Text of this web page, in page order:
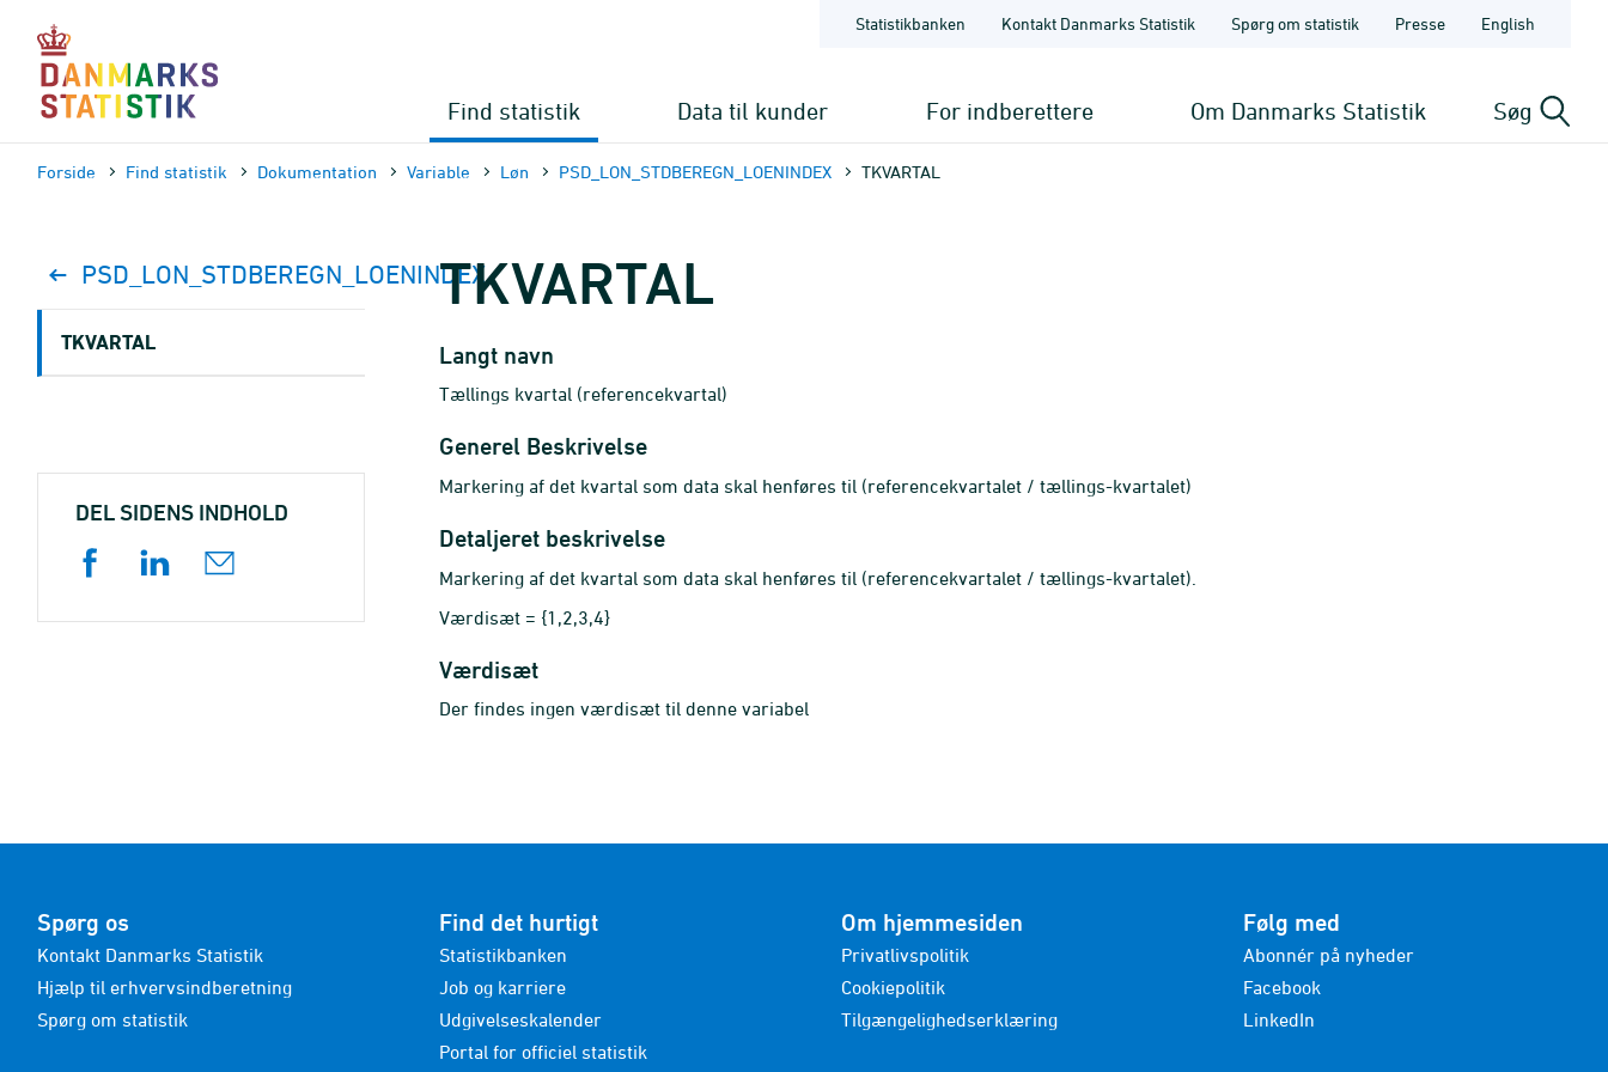
sidens
indhold
Statistikbanken Kontakt Danmarks Statistik Spørg om statistik Presse English
Find statistik Data til kunder For indberettere Om Danmarks Statistik Søg
Forside Find statistik Dokumen­tation Variable Løn PSD_LON_STDBEREGN_LOENINDEX TKVARTAL
TKVARTAL
Langt navn
Tællings kvartal (referencekvartal)
Generel Beskrivelse
Markering af det kvartal som data skal henføres til (referencekvartalet / tællings-kvartalet)
Detaljeret beskrivelse
Markering af det kvartal som data skal henføres til (referencekvartalet / tællings-kvartalet).
Værdisæt = {1,2,3,4}
Værdisæt
Der findes ingen værdisæt til denne variabel
PSD_LON_STDBEREGN_LOENINDEX
TKVARTAL
DEL SIDENS INDHOLD
Spørg os
Kontakt Danmarks Statistik
Hjælp til erhvervsindberetning
Spørg om statistik
Find det hurtigt
Statistikbanken
Job og karriere
Udgivelseskalender
Portal for officiel statistik
Om hjemmesiden
Privatlivspolitik
Cookiepolitik
Tilgængelighedserklæring
Følg med
Abonnér på nyheder
Facebook
LinkedIn